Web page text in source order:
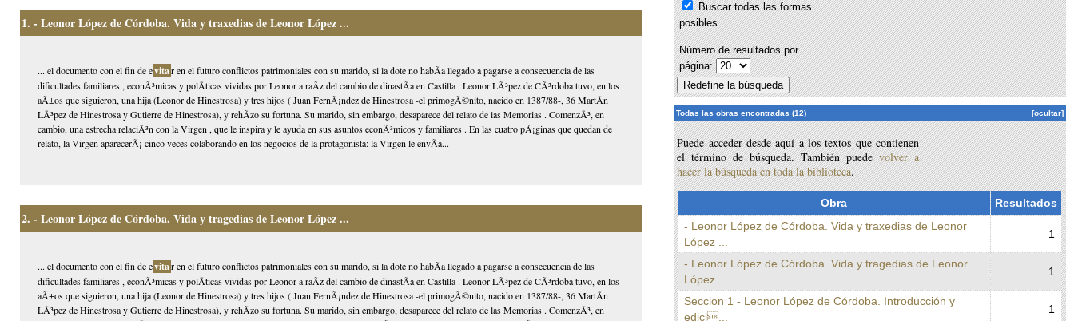
1. - Leonor López de Córdoba. Vida y traxedias de Leonor López ...
... el documento con el fin de evitar en el futuro conflictos patrimoniales con su marido, si la dote no habÃ­a llegado a pagarse a consecuencia de las
dificultades familiares , econÃ³micas y polÃ­ticas vividas por Leonor a raÃ­z del cambio de dinastÃ­a en Castilla . Leonor LÃ³pez de CÃ³rdoba tuvo, en los
aÃ±os que siguieron, una hija (Leonor de Hinestrosa) y tres hijos ( Juan FernÃ¡ndez de Hinestrosa -el primogÃ©nito, nacido en 1387/88-, 36 MartÃ­n
LÃ³pez de Hinestrosa y Gutierre de Hinestrosa), y rehÃ­zo su fortuna. Su marido, sin embargo, desaparece del relato de las Memorias . ComenzÃ³, en
cambio, una estrecha relaciÃ³n con la Virgen , que le inspira y le ayuda en sus asuntos econÃ³micos y familiares . En las cuatro pÃ¡ginas que quedan de
relato, la Virgen aparecerÃ¡ cinco veces colaborando en los negocios de la protagonista: la Virgen le envÃ­a...
2. - Leonor López de Córdoba. Vida y tragedias de Leonor López ...
... el documento con el fin de evitar en el futuro conflictos patrimoniales con su marido, si la dote no habÃ­a llegado a pagarse a consecuencia de las
dificultades familiares , econÃ³micas y polÃ­ticas vividas por Leonor a raÃ­z del cambio de dinastÃ­a en Castilla . Leonor LÃ³pez de CÃ³rdoba tuvo, en los
aÃ±os que siguieron, una hija (Leonor de Hinestrosa) y tres hijos ( Juan FernÃ¡ndez de Hinestrosa -el primogÃ©nito, nacido en 1387/88-, 36 MartÃ­n
LÃ³pez de Hinestrosa y Gutierre de Hinestrosa), y rehÃ­zo su fortuna. Su marido, sin embargo, desaparece del relato de las Memorias . ComenzÃ³, en
Buscar todas las formas
posibles
Número de resultados por
página:
[ocultar]
Todas las obras encontradas (12)
Puede acceder desde aquí a los textos que contienen
el término de búsqueda. También puedevolver a
hacer la búsqueda en toda la biblioteca.
Obra
Resultados
- Leonor López de Córdoba. Vida y traxedias de Leonor
López ...
1
- Leonor López de Córdoba. Vida y tragedias de Leonor
López ...
1
Seccion 1 - Leonor López de Córdoba. Introducción y
edici...
1